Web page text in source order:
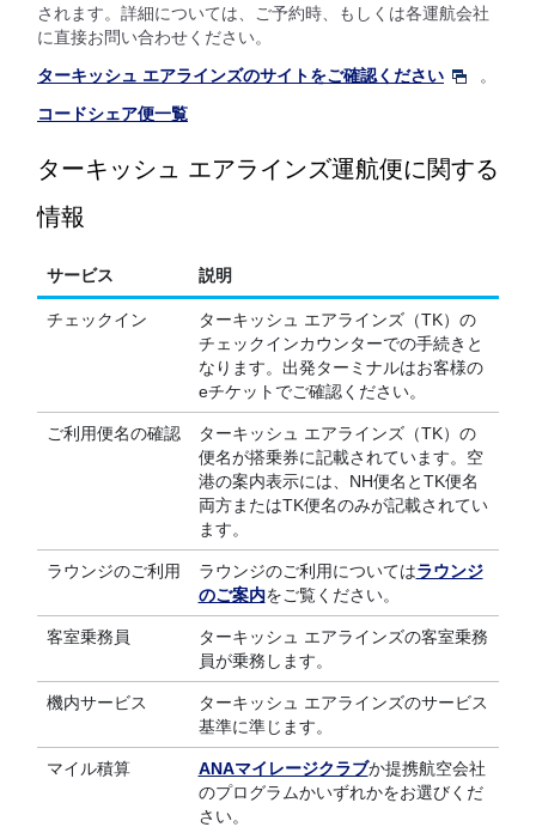
されます。詳細については、ご予約時、もしくは各運航会社
に直接お問い合わせください。
ターキッシュ エアラインズのサイトをご確認ください
。
コードシェア便一覧
ターキッシュ エアラインズ運航便に関する
情報
サービス 説明
チェックイン
ターキッシュ エアラインズ（TK）の
チェックインカウンターでの手続きと
なります。出発ターミナルはお客様の
eチケットでご確認ください。
ご利用便名の確認
ターキッシュ エアラインズ（TK）の
便名が搭乗券に記載されています。空
港の案内表示には、NH便名とTK便名
両方またはTK便名のみが記載されてい
ます。
ラウンジのご利用 ラウンジのご利用についてはラウンジ
のご案内をご覧ください。
客室乗務員
ターキッシュ エアラインズの客室乗務
員が乗務します。
機内サービス
ターキッシュ エアラインズのサービス
基準に準じます。
マイル積算 ANAマイレージクラブか提携航空会社
のプログラムかいずれかをお選びくだ
さい。